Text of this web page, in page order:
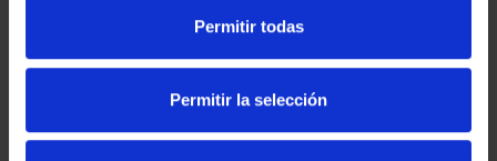
Permitir todas
Permitir la selección
CIUDADES PATRIMONIO
73,00 €
SUSCRIPCIÓN CIUDADES
PATRIMONIO DE LA
HU...
1.095,00 €
registrados